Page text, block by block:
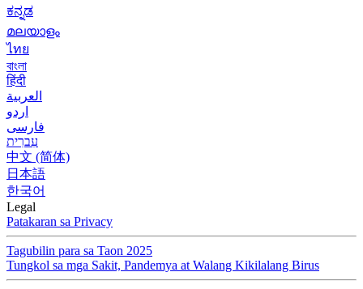
ಕನ್ನಡ
മലയാളം
ไทย
বাংলা
हिंदी
العربية
اردو
فارسی
עִברִית
中文 (简体)
日本語
한국어
Legal
Patakaran sa Privacy
Tagubilin para sa Taon 2025
Tungkol sa mga Sakit, Pandemya at Walang Kikilalang Birus